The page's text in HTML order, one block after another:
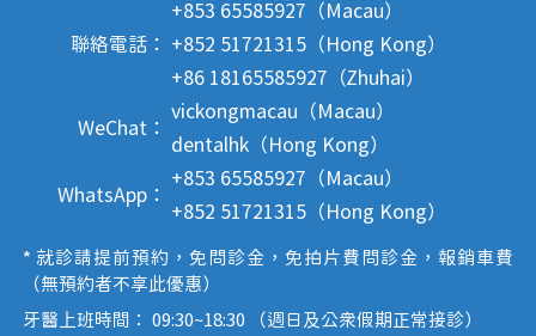
聯絡電話：
+853 65585927（Macau）
+852 51721315（Hong Kong）
+86 18165585927（Zhuhai）
WeChat：
vickongmacau（Macau）
dentalhk（Hong Kong）
WhatsApp：
+853 65585927（Macau）
+852 51721315（Hong Kong）
* 就診請提前預約，免問診金，免拍片費問診金，報銷車費
（無預約者不享此優惠）
牙醫上班時間： 09:30~18:30 （週日及公眾假期正常接診）